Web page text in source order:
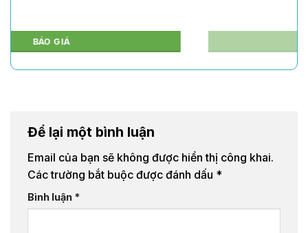
Để lại một bình luận
Email của bạn sẽ không được hiển thị công khai.
Các trường bắt buộc được đánh dấu *
Bình luận *